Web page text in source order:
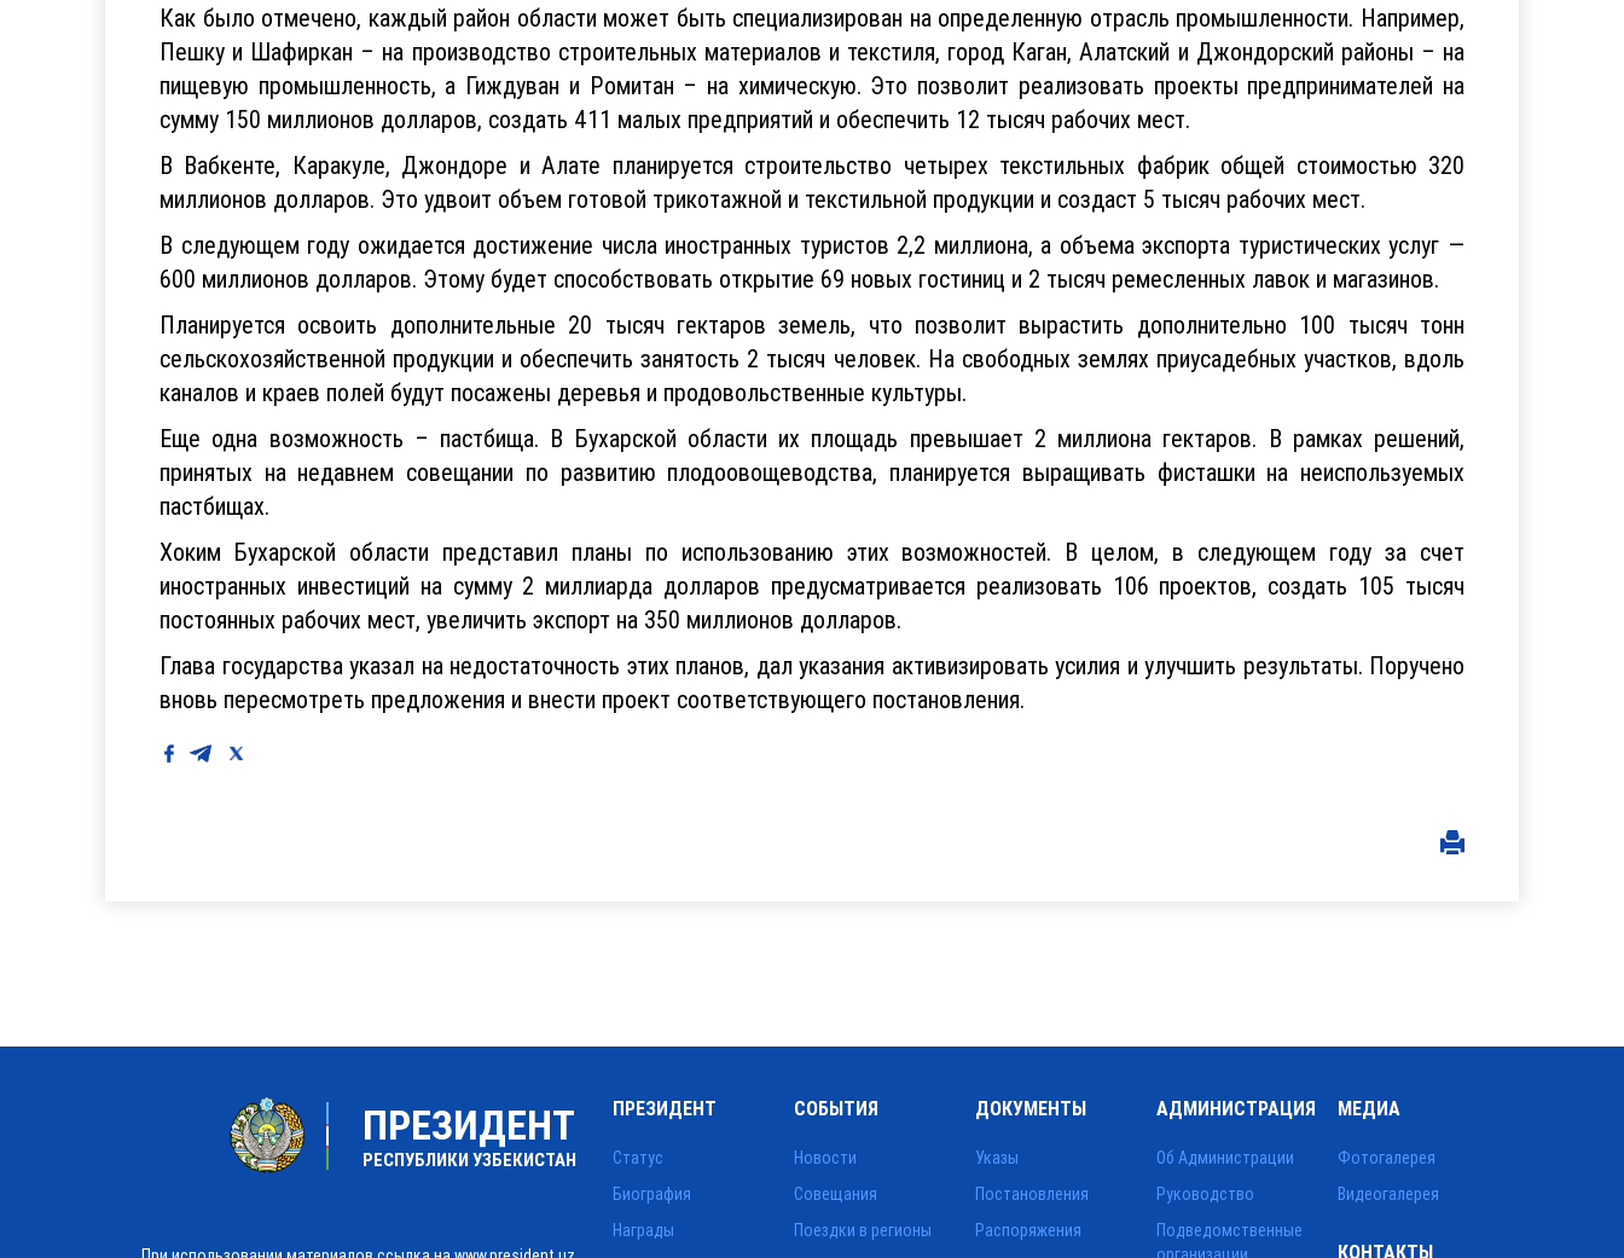
Как было отмечено, каждый район области может быть специализирован на определенную отрасль промышленности. Например,
Пешку и Шафиркан – на производство строительных материалов и текстиля, город Каган, Алатский и Джондорский районы – на
пищевую промышленность, а Гиждуван и Ромитан – на химическую. Это позволит реализовать проекты предпринимателей на
сумму 150 миллионов долларов, создать 411 малых предприятий и обеспечить 12 тысяч рабочих мест.
В Вабкенте, Каракуле, Джондоре и Алате планируется строительство четырех текстильных фабрик общей стоимостью 320
миллионов долларов. Это удвоит объем готовой трикотажной и текстильной продукции и создаст 5 тысяч рабочих мест.
В следующем году ожидается достижение числа иностранных туристов 2,2 миллиона, а объема экспорта туристических услуг —
600 миллионов долларов. Этому будет способствовать открытие 69 новых гостиниц и 2 тысяч ремесленных лавок и магазинов.
Планируется освоить дополнительные 20 тысяч гектаров земель, что позволит вырастить дополнительно 100 тысяч тонн
сельскохозяйственной продукции и обеспечить занятость 2 тысяч человек. На свободных землях приусадебных участков, вдоль
каналов и краев полей будут посажены деревья и продовольственные культуры.
Еще одна возможность – пастбища. В Бухарской области их площадь превышает 2 миллиона гектаров. В рамках решений,
принятых на недавнем совещании по развитию плодоовощеводства, планируется выращивать фисташки на неиспользуемых
пастбищах.
Хоким Бухарской области представил планы по использованию этих возможностей. В целом, в следующем году за счет
иностранных инвестиций на сумму 2 миллиарда долларов предусматривается реализовать 106 проектов, создать 105 тысяч
постоянных рабочих мест, увеличить экспорт на 350 миллионов долларов.
Глава государства указал на недостаточность этих планов, дал указания активизировать усилия и улучшить результаты. Поручено
вновь пересмотреть предложения и внести проект соответствующего постановления.
ПРЕЗИДЕНТ
РЕСПУБЛИКИ УЗБЕКИСТАН
ПРЕЗИДЕНТ
Статус
Биография
Награды
СОБЫТИЯ
Новости
Совещания
Поездки в регионы
ДОКУМЕНТЫ
Указы
Постановления
Распоряжения
АДМИНИСТРАЦИЯ
Об Администрации
Руководство
Подведомственные
МЕДИА
Фотогалерея
Видеогалерея
КОНТАКТЫ